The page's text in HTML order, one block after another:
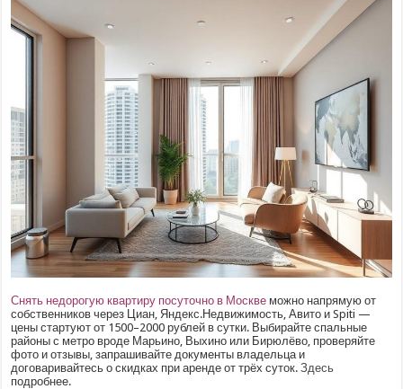
Снять недорогую квартиру посуточно в Москве можно напрямую от
собственников через Циан, Яндекс.Недвижимость, Авито и Spiti —
цены стартуют от 1500–2000 рублей в сутки. Выбирайте спальные
районы с метро вроде Марьино, Выхино или Бирюлёво, проверяйте
фото и отзывы, запрашивайте документы владельца и
договаривайтесь о скидках при аренде от трёх суток.Здесь
подробнее.